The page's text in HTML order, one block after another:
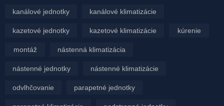
kanálové jednotky kanálové klimatizácie
kazetové jednotky kazetové klimatizácie kúrenie
montáž nástenná klimatizácia
nástenné jednotky nástenné klimatizácie
odvlhčovanie parapetné jednotky